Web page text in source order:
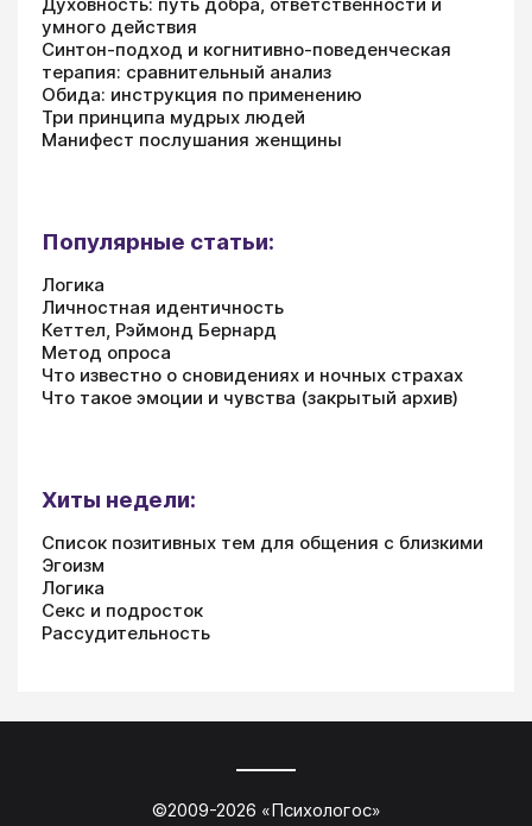
умного действия
Синтон-подход и когнитивно-поведенческая
терапия: сравнительный анализ
Обида: инструкция по применению
Три принципа мудрых людей
Манифест послушания женщины
Популярные статьи:
Логика
Личностная идентичность
Кеттел, Рэймонд Бернард
Метод опроса
Что известно о сновидениях и ночных страхах
Что такое эмоции и чувства (закрытый архив)
Хиты недели:
Список позитивных тем для общения с близкими
Эгоизм
Логика
Секс и подросток
Рассудительность
©2009-2026 «Психологос»